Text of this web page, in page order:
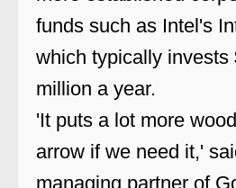
funds such as Intel's
which typically invests
million a year.
'It puts a lot more
arrow if we need it,'
managing partner of